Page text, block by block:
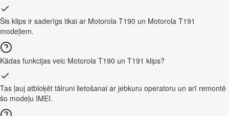
Šis klips ir saderīgs tikai ar Motorola T190 un Motorola T191
modeļiem.
Kādas funkcijas veic Motorola T190 un T191 klips?
Tas ļauj atbloķēt tālruni lietošanai ar jebkuru operatoru un arī remontē
šo modeļu IMEI.